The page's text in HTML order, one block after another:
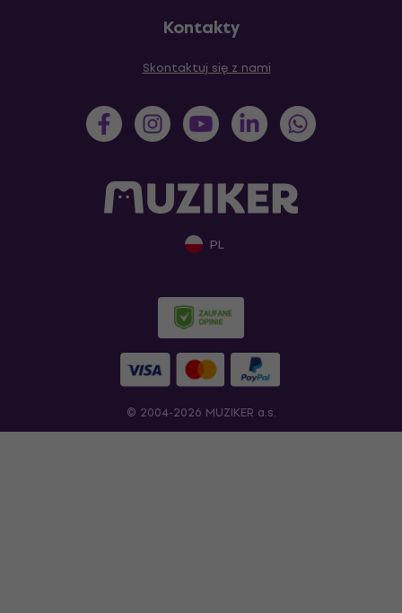
Kontakty
Skontaktuj się z nami
PL
© 2004-2026 MUZIKER a.s.